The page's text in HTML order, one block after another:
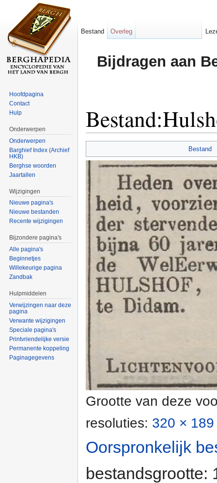
Bijdragen aan
Bestand
Grootte van deze
resoluties: 320 ×
Oorspronkelijk
bestandsgrootte:
Bestand Overleg
Hoofdpagina
Contact
Hulp
Onderwerpen
Onderwerpen
Barghief Index (Archief
HKB)
Berghse woorden
Jaartallen
Wijzigingen
Nieuwe pagina's
Nieuwe bestanden
Recente wijzigingen
Bijzondere pagina's
Alle pagina's
Beginnetjes
Willekeurige pagina
Zandbak
Hulpmiddelen
Verwijzingen naar deze
pagina
Verwante wijzigingen
Speciale pagina's
Printvriendelijke versie
Permanente koppeling
Paginagegevens